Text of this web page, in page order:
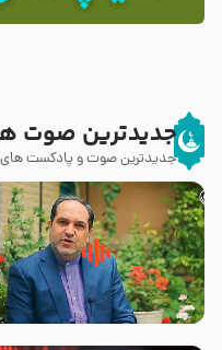
جدیدترین صوت
جدیدترین صوت و پادکست
پیامبر صلی الله علیه وآله و سلم
فرمودند وای بر بچه های آخر